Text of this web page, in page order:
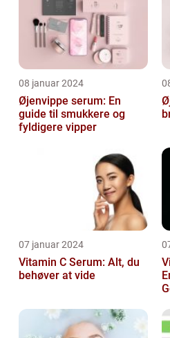
08 januar 2024
Øjenvippe serum: En
guide til smukkere og
fyldigere vipper
07 januar 2024
Vitamin C Serum: Alt, du
behøver at vide